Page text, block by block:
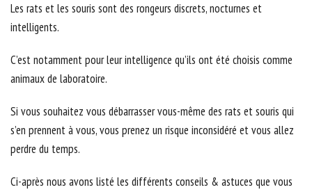
Les rats et les souris sont des rongeurs discrets, nocturnes et
intelligents.
C’est notamment pour leur intelligence qu’ils ont été choisis comme
animaux de laboratoire.
Si vous souhaitez vous débarrasser vous-même des rats et souris qui
s’en prennent à vous, vous prenez un risque inconsidéré et vous allez
perdre du temps.
Ci-après nous avons listé les différents conseils & astuces que vous